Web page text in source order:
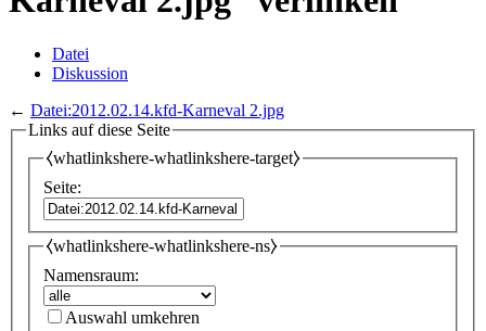
Datei
Diskussion
← Datei:2012.02.14.kfd-Karneval 2.jpg
Links auf diese Seite
⧼whatlinkshere-whatlinkshere-target⧽
Seite:
⧼whatlinkshere-whatlinkshere-ns⧽
Namensraum:
Auswahl umkehren